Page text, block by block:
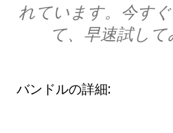
れています。今す
て、早速試し
バンドルの詳細: